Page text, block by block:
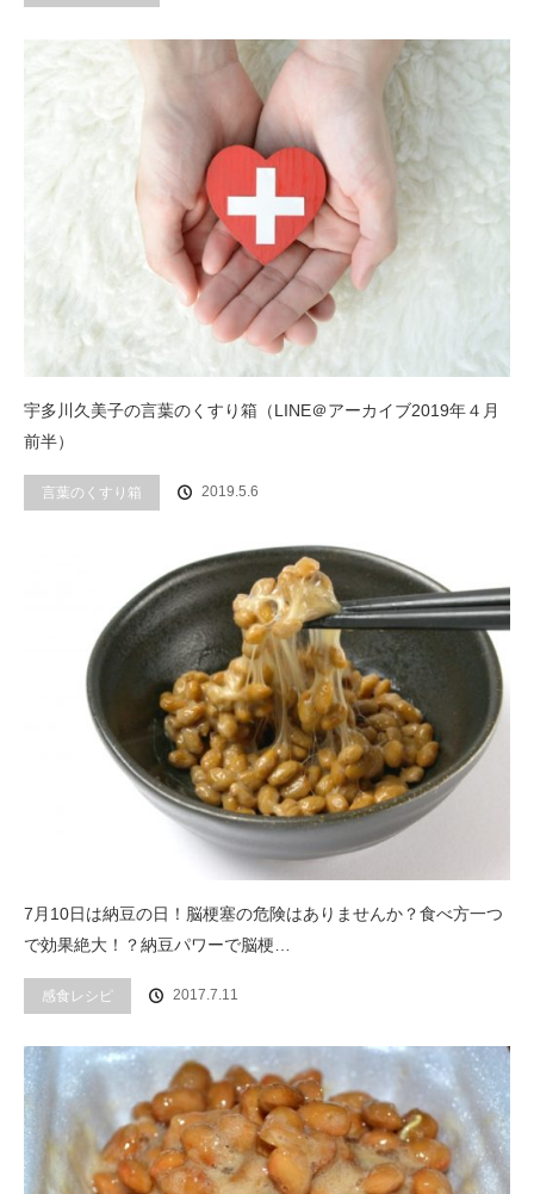
宇多川久美子の言葉のくすり箱（LINE＠アーカイブ2019年４月
前半）
言葉のくすり箱 2019.5.6
7月10日は納豆の日！脳梗塞の危険はありませんか？食べ方一つ
で効果絶大！？納豆パワーで脳梗…
感食レシピ 2017.7.11